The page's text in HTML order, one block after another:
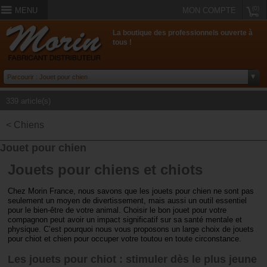
MENU MON COMPTE
La boutique des professionnels ouverte à
tous !
339 article(s)
< Chiens
Jouet pour chien
Jouets pour chiens et chiots
Chez Morin France, nous savons que les jouets pour chien ne sont pas
seulement un moyen de divertissement, mais aussi un outil essentiel
pour le bien-être de votre animal. Choisir le bon jouet pour votre
compagnon peut avoir un impact significatif sur sa santé mentale et
physique. C’est pourquoi nous vous proposons un large choix de jouets
pour chiot et chien pour occuper votre toutou en toute circonstance.
Les jouets pour chiot : stimuler dès le plus jeune